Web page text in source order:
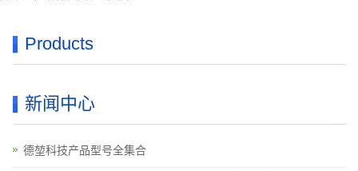
Products
新闻中心
德堃科技产品型号全集合